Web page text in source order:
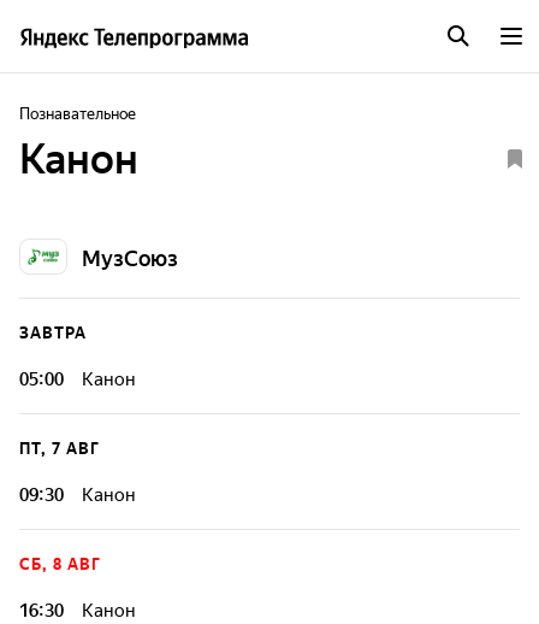
Познавательное
Канон
МузСоюз
ЗАВТРА
05:00 Канон
ПТ, 7 АВГ
09:30 Канон
СБ, 8 АВГ
16:30 Канон